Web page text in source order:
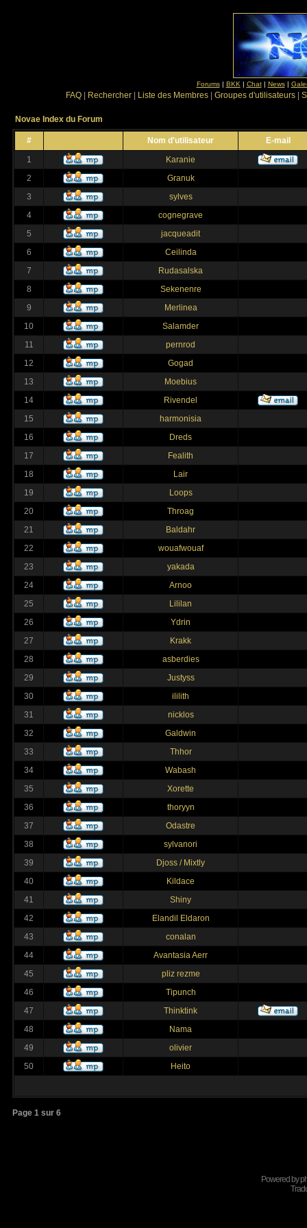
Forums| BKK | Chat| News|
FAQ Rechercher Liste des Membres Groupes d'utilisateurs
Novae Index du Forum
# Nom d'utilisateur
E-mail
1
Karanie
2
Granuk
3
sylves
4
cognegrave
5
jacqueadit
6
Ceilinda
7
Rudasalska
8
Sekenenre
9
Merlinea
10
Salamder
11
pernrod
12
Gogad
13
Moebius
14
Rivendel
15
harmonisia
16
Dreds
17
Fealith
18
Lair
19
Loops
20
Throag
21
Baldahr
22
wouafwouaf
23
yakada
24
Arnoo
25
Lililan
26
Ydrin
27
Krakk
28
asberdies
29
Justyss
30
ililith
31
nicklos
32
Galdwin
33
Thhor
34
Wabash
35
Xorette
36
thoryyn
37
Odastre
38
sylvanori
39
Djoss / Mixtly
40
Kildace
41
Shiny
42
Elandil Eldaron
43
conalan
44
Avantasia Aerr
45
pliz rezme
46
Tipunch
47
Thinktink
48
Nama
49
olivier
50
Heito
Page 1 sur 6
Powered by